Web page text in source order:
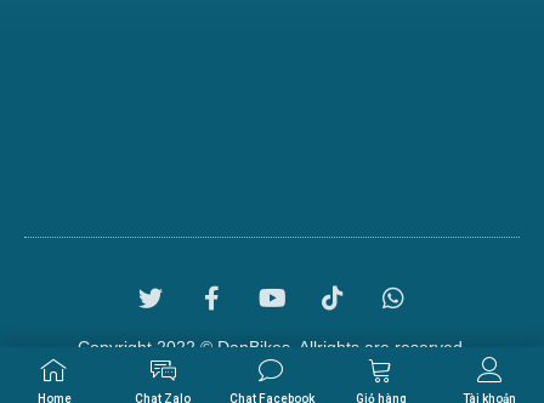
Copyright 2022 © DanBikes. Allrights are reserved.
Home Chat Zalo Chat Facebook Giỏ hàng Tài khoản